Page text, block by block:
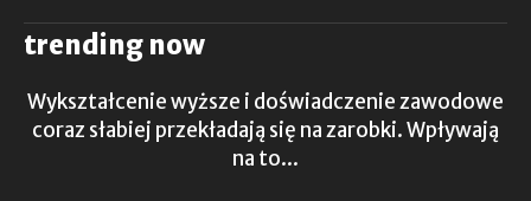
trending now
Wykształcenie wyższe i doświadczenie zawodowe
coraz słabiej przekładają się na zarobki. Wpływają
na to...